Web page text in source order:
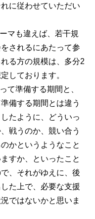
に従わせていただい
マも違えば、若干規
されるにあたって参
る方の規模は、多分2
しております。
て準備する期間と、
備する期間とは違う
たように、どういっ
戦うのか、競い合う
かというようなこと
すか、といったこと
、それがゆえに、後
た上で、必要な支援
ではないかと思いま